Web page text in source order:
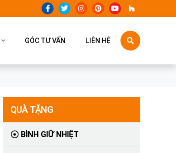
GÓC TƯ VẤN LIÊN HỆ
QUÀ TẶNG
BÌNH GIỮ NHIỆT